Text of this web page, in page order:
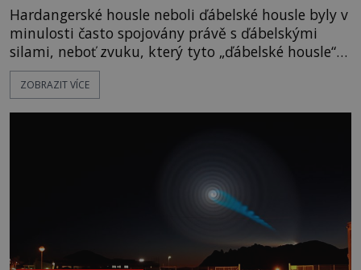
Hardangerské housle neboli ďábelské housle byly v
minulosti často spojovány právě s ďábelskými
silami, neboť zvuku, který tyto „ďábelské housle“
vydávaly, se lidé v dřívějších dobách velmi báli...
Hra nečistých sil? Své původní pojmenování tyto
ZOBRAZIT VÍCE